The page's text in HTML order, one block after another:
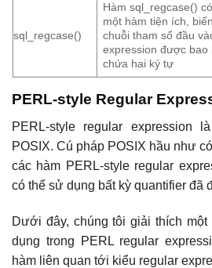
sql_regcase()
Hàm sql_regcase()
một hàm tiện ích,
chuỗi tham số đầu
expression được bao
chứa hai ký tự
PERL-style Regular
PERL-style regular expression
POSIX. Cú pháp POSIX hầu như
các hàm PERL-style regular
có thể sử dụng bất kỳ quantifier đã
Dưới đây, chúng tôi giải thích
dụng trong PERL regular
hàm liên quan tới kiểu regular